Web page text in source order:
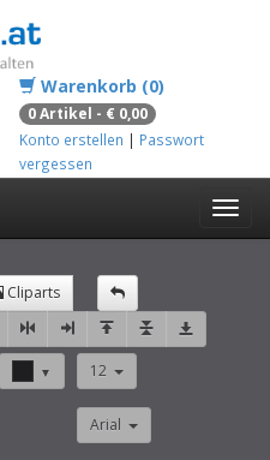
Warenkorb (0)
0 Artikel - € 0,00
Konto erstellen | Passwort
vergessen
Cliparts
▼ 12
Arial